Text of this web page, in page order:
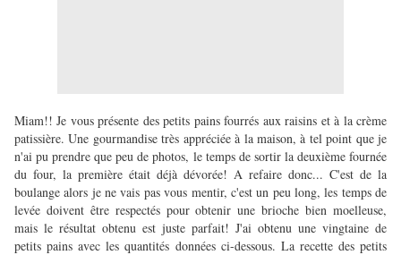
Miam!! Je vous présente des petits pains fourrés aux raisins et à la crème
patissière. Une gourmandise très appréciée à la maison, à tel point que je
n'ai pu prendre que peu de photos, le temps de sortir la deuxième fournée
du four, la première était déjà dévorée! A refaire donc... C'est de la
boulange alors je ne vais pas vous mentir, c'est un peu long, les temps de
levée doivent être respectés pour obtenir une brioche bien moelleuse,
mais le résultat obtenu est juste parfait! J'ai obtenu une vingtaine de
petits pains avec les quantités données ci-dessous. La recette des petits